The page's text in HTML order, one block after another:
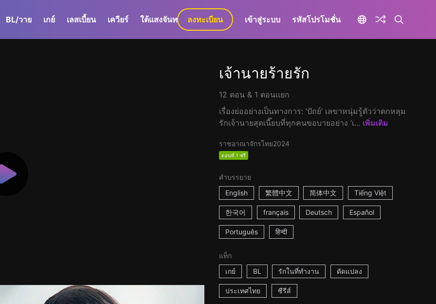
BL/วาย เกย์ เลสเบี้ยน เควียร์ ใต้แสงจันทร์ GaLa+
ลงทะเบียน เข้าสู่ระบบ รหัสโปรโมชั่น
เจ้านายร้ายรัก
12 ตอน & 1 ตอนแยก
เรื่องย่ออย่างเป็นทางการ: ‘ปัถย์’ เลขาหนุ่มรู้ตัวว่าตกหลุม
รักเจ้านายสุดเนี๊ยบที่ทุกคนขอบายอย่าง ‘เ... เพิ่มเติม
ราชอาณาจักรไทย2024
ตอนที่ 1 ฟรี
คำบรรยาย
English
繁體中文 简体中文 Tiếng Việt
한국어 français Deutsch Español
Português हिन्दी
แท็ก
เกย์
BL รักในที่ทำงาน ดัดแปลง
ประเทศไทย ซีรีส์